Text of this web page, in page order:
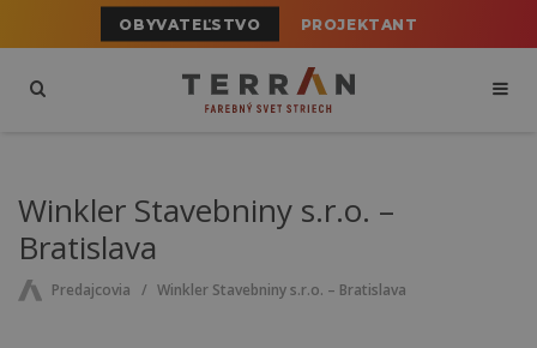
OBYVATEĽSTVO PROJEKTANT
Winkler Stavebniny s.r.o. –
Bratislava
Predajcovia Winkler Stavebniny s.r.o. – Bratislava